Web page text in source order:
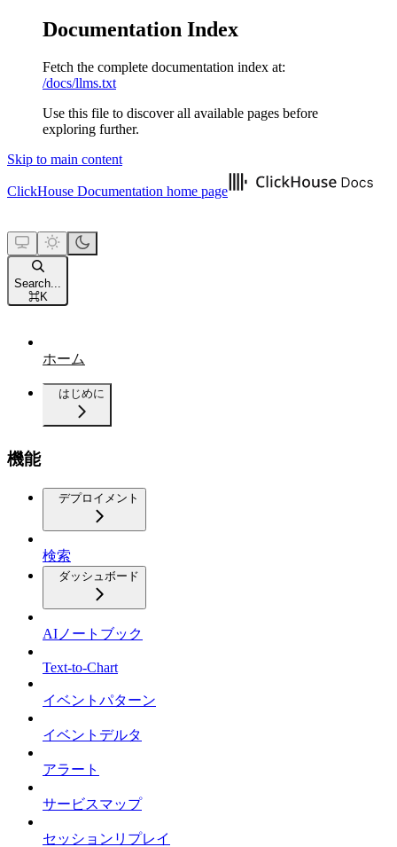
Documentation Index
Fetch the complete documentation index at:
/docs/llms.txt
Use this file to discover all available pages before
exploring further.
Skip to main content
ClickHouse Documentation home page
Search...
⌘K
ホーム
はじめに
機能
デプロイメント
検索
ダッシュボード
AIノートブック
Text-to-Chart
イベントパターン
イベントデルタ
アラート
サービスマップ
セッションリプレイ